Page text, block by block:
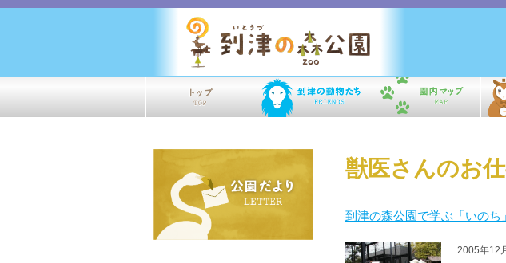
獣医さんのお
到津の森公園で学ぶ「いの
2005年12